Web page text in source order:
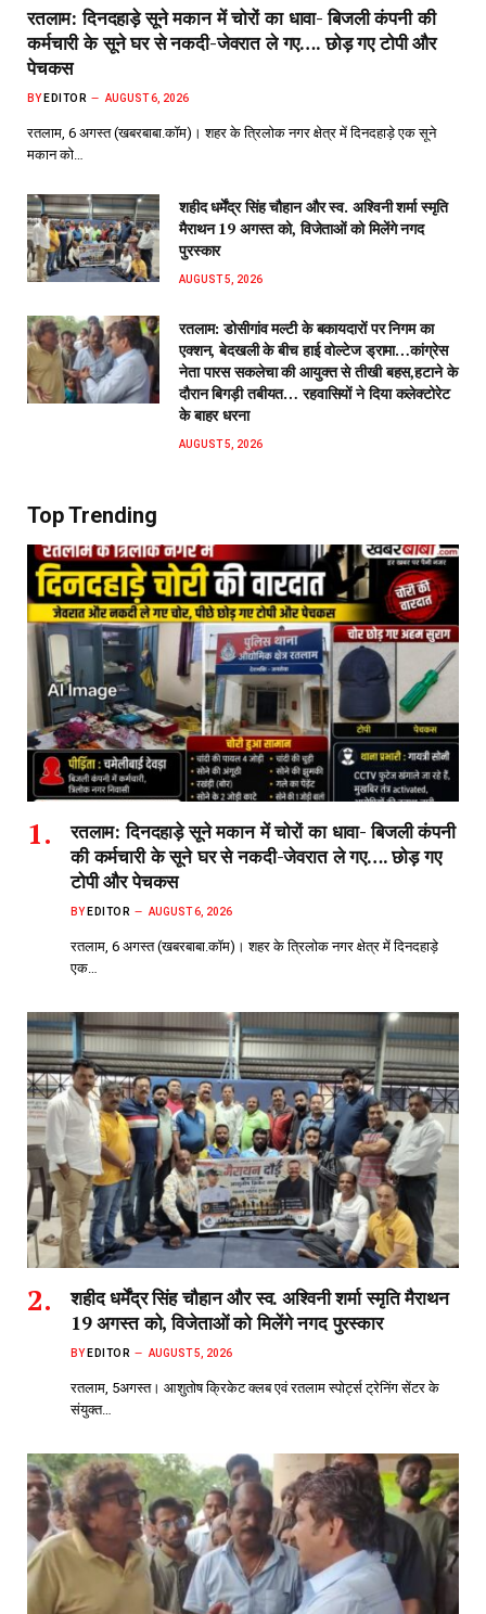
रतलाम: दिनदहाड़े सूने मकान में चोरों का धावा- बिजली कंपनी की
कर्मचारी के सूने घर से नकदी-जेवरात ले गए…. छोड़ गए टोपी और
पेचकस
BY EDITOR AUGUST 6, 2026
रतलाम, 6 अगस्त (खबरबाबा.कॉम)। शहर के त्रिलोक नगर क्षेत्र में दिनदहाड़े एक सूने
मकान को…
शहीद धर्मेंद्र सिंह चौहान और स्व. अश्विनी शर्मा स्मृति
मैराथन 19 अगस्त को, विजेताओं को मिलेंगे नगद
पुरस्कार
AUGUST 5, 2026
रतलाम: डोसीगांव मल्टी के बकायदारों पर निगम का
एक्शन, बेदखली के बीच हाई वोल्टेज ड्रामा…कांग्रेस
नेता पारस सकलेचा की आयुक्त से तीखी बहस,हटाने के
दौरान बिगड़ी तबीयत… रहवासियों ने दिया कलेक्टोरेट
के बाहर धरना
AUGUST 5, 2026
Top Trending
रतलाम: दिनदहाड़े सूने मकान में चोरों का धावा- बिजली कंपनी
की कर्मचारी के सूने घर से नकदी-जेवरात ले गए…. छोड़ गए
टोपी और पेचकस
BY EDITOR AUGUST 6, 2026
रतलाम, 6 अगस्त (खबरबाबा.कॉम)। शहर के त्रिलोक नगर क्षेत्र में दिनदहाड़े
एक…
शहीद धर्मेंद्र सिंह चौहान और स्व. अश्विनी शर्मा स्मृति मैराथन
19 अगस्त को, विजेताओं को मिलेंगे नगद पुरस्कार
BY EDITOR AUGUST 5, 2026
रतलाम, 5अगस्त। आशुतोष क्रिकेट क्लब एवं रतलाम स्पोर्ट्स ट्रेनिंग सेंटर के
संयुक्त…